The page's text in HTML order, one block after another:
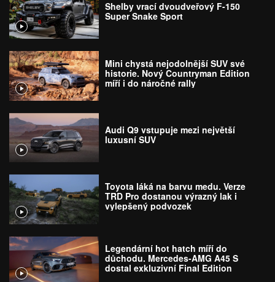
Shelby vrací dvoudveřový F-150
Super Snake Sport
Mini chystá nejodolnější SUV své
historie. Nový Countryman Edition
míří i do náročné rally
Audi Q9 vstupuje mezi největší
luxusní SUV
Toyota láká na barvu medu. Verze
TRD Pro dostanou výrazný lak i
vylepšený podvozek
Legendární hot hatch míří do
důchodu. Mercedes-AMG A45 S
dostal exkluzivní Final Edition